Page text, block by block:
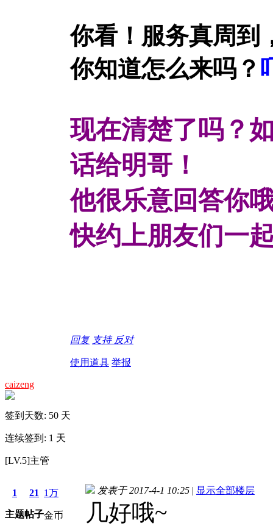
你看！服务真周到
你知道怎么来吗？
现在清楚了吗？
话给明哥！
他很乐意回答你
快约上朋友们一
回复 支持 反对
使用道具 举报
caizeng
签到天数: 50 天
连续签到: 1 天
[LV.5]主管
1
主题
21
帖子
1万
金币
发表于 2017-4-1 10:25 | 显示全部楼层
几好哦~